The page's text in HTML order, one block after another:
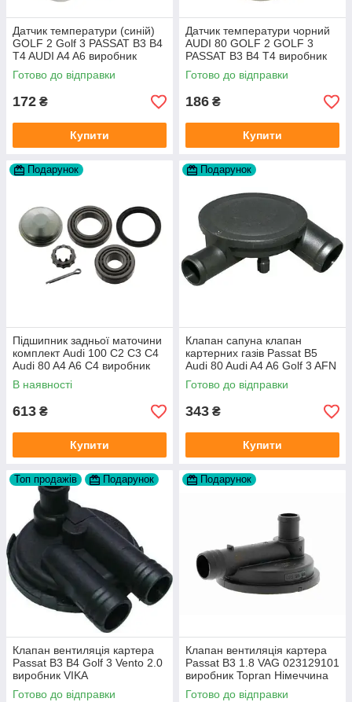
Датчик температури (синій)
GOLF 2 Golf 3 PASSAT B3 B4
T4 AUDI A4 A6 виробник
Topran Німеччина
Готово до відправки
172 ₴
Купити
Датчик температури чорний
AUDI 80 GOLF 2 GOLF 3
PASSAT B3 B4 T4 виробник
TOPRAN Німеччина
Готово до відправки
186 ₴
Купити
Подарунок
Підшипник задньої маточини
комплект Audi 100 C2 C3 C4
Audi 80 A4 A6 C4 виробник
FAG
В наявності
613 ₴
Купити
Подарунок
Клапан сапуна клапан
картерних газів Passat B5
Audi 80 Audi A4 A6 Golf 3 AFN
1Y AAZ 1Z AFF AEY AAZ AHB
AHU
Готово до відправки
343 ₴
Купити
Топ продажів Подарунок
Клапан вентиляція картера
Passat B3 B4 Golf 3 Vento 2.0
виробник VIKA
Готово до відправки
Подарунок
Клапан вентиляція картера
Passat B3 1.8 VAG 023129101
виробник Topran Німеччина
Готово до відправки